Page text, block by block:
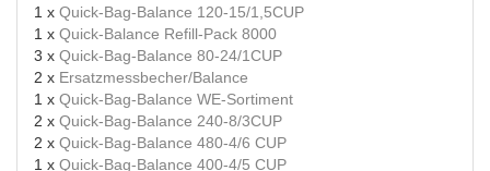
1 x Quick-Bag-Balance 120-15/1,5CUP
1 x Quick-Balance Refill-Pack 8000
3 x Quick-Bag-Balance 80-24/1CUP
2 x Ersatzmessbecher/Balance
1 x Quick-Bag-Balance WE-Sortiment
2 x Quick-Bag-Balance 240-8/3CUP
2 x Quick-Bag-Balance 480-4/6 CUP
1 x Quick-Bag-Balance 400-4/5 CUP